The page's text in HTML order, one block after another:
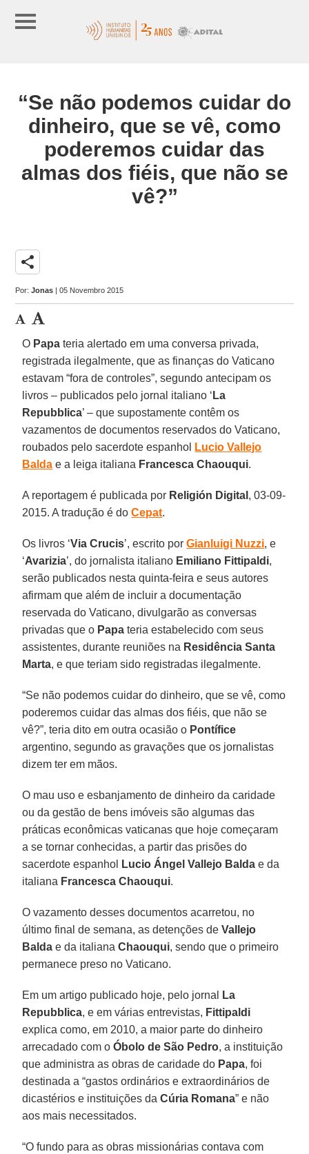
“Se não podemos cuidar do
dinheiro, que se vê, como
poderemos cuidar das
almas dos fiéis, que não se
vê?”
share
Por:Jonas | 05 Novembro 2015
O Papa teria alertado em uma conversa privada,
registrada ilegalmente, que as finanças do Vaticano
estavam “fora de controles”, segundo antecipam os
livros – publicados pelo jornal italiano ‘ La
Repubblica’ – que supostamente contêm os
vazamentos de documentos reservados do Vaticano,
roubados pelo sacerdote espanhol
Lucio Vallejo
Balda e a leiga italiana Francesca Chaouqui.
A reportagem é publicada por Religión Digital , 03-09-
2015. A tradução é doCepat.
Os livros ‘Via Crucis’, escrito porGianluigi Nuzzi, e
‘Avarizia’, do jornalista italiano Emiliano Fittipaldi,
serão publicados nesta quinta-feira e seus autores
afirmam que além de incluir a documentação
reservada do Vaticano, divulgarão as conversas
privadas que o Papa teria estabelecido com seus
assistentes, durante reuniões na Residência Santa
Marta, e que teriam sido registradas ilegalmente.
“Se não podemos cuidar do dinheiro, que se vê, como
poderemos cuidar das almas dos fiéis, que não se
vê?”, teria dito em outra ocasião o Pontífice
argentino, segundo as gravações que os jornalistas
dizem ter em mãos.
O mau uso e esbanjamento de dinheiro da caridade
ou da gestão de bens imóveis são algumas das
práticas econômicas vaticanas que hoje começaram
a se tornar conhecidas, a partir das prisões do
sacerdote espanhol
Lucio Ángel Vallejo Balda e da
italiana Francesca Chaouqui.
O vazamento desses documentos acarretou, no
último final de semana, as detenções deVallejo
Balda e da italianaChaouqui, sendo que o primeiro
permanece preso no Vaticano.
Em um artigo publicado hoje, pelo jornal
La
Repubblica, e em várias entrevistas, Fittipaldi
explica como, em 2010, a maior parte do dinheiro
arrecadado com oÓbolo de São Pedro, a instituição
que administra as obras de caridade do Papa, foi
destinada a “gastos ordinários e extraordinários de
dicastérios e instituições daCúria Romana” e não
aos mais necessitados.
“O fundo para as obras missionárias contava com